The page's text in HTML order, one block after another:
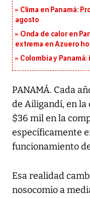
Clima en Panamá:
agosto
Onda de calor en
extrema en Azuero
Colombia y
PANAMÁ. Cada
de Ailigandí, en la
$36 mil en la
específicamente
funcionamiento
Esa realidad
nosocomio a